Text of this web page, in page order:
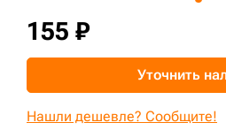
155 ₽
Уточнить
Нашли дешевле? Сообщите!